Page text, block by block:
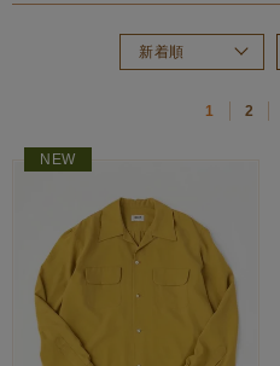
新着順
価格が高い順
1 2
NEW